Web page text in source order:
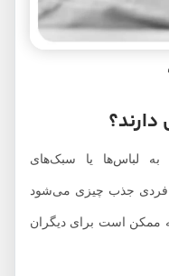
یا سبک‌های
جذب چیزی می‌شود
است برای دیگران